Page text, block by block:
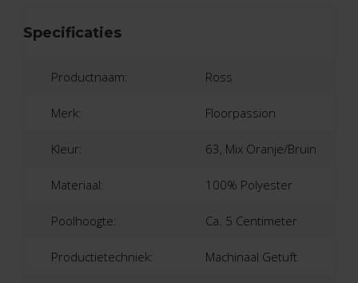
Specificaties
Productnaam: Ross
Merk: Floorpassion
Kleur: 63, Mix Oranje/Bruin
Materiaal: 100% Polyester
Poolhoogte: Ca. 5 Centimeter
Productietechniek: Machinaal Getuft